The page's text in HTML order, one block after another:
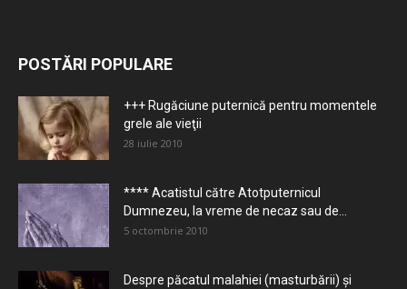
POSTĂRI POPULARE
+++ Rugăciune puternică pentru momentele
grele ale vieţii
28 iulie 2010
**** Acatistul către Atotputernicul
Dumnezeu, la vreme de necaz sau de...
5 octombrie 2010
Despre păcatul malahiei (masturbării) şi